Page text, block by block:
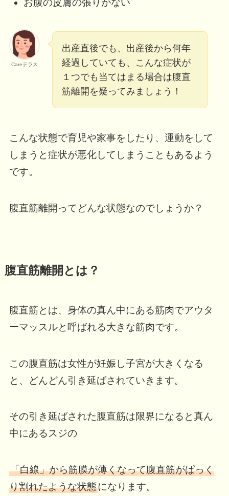
お腹の皮膚の張りがない
Careテラス
出産直後でも、出産後から何年
経過していても、こんな症状が
１つでも当てはまる場合は腹直
筋離開を疑ってみましょう！
こんな状態で育児や家事をしたり、運動をして
しまうと症状が悪化してしまうこともあるよう
です。
腹直筋離開ってどんな状態なのでしょうか？
腹直筋離開とは？
腹直筋とは、身体の真ん中にある筋肉でアウタ
ーマッスルと呼ばれる大きな筋肉です。
この腹直筋は女性が妊娠し子宮が大きくなる
と、どんどん引き延ばされていきます。
その引き延ばされた腹直筋は限界になると真ん
中にあるスジの
「白線」から筋膜が薄くなって腹直筋がぱっく
り割れたような状態になります。